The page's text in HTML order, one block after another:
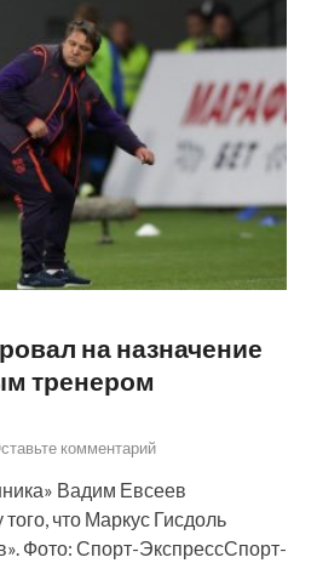
на назначение
тренером
комментарий
Вадим Евсеев
что Маркус Гисдоль
Фото: Спорт-ЭкспрессСпорт-